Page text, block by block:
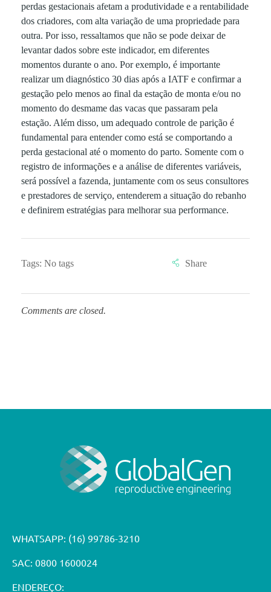
perdas gestacionais afetam a produtividade e a rentabilidade
dos criadores, com alta variação de uma propriedade para
outra. Por isso, ressaltamos que não se pode deixar de
levantar dados sobre este indicador, em diferentes
momentos durante o ano. Por exemplo, é importante
realizar um diagnóstico 30 dias após a IATF e confirmar a
gestação pelo menos ao final da estação de monta e/ou no
momento do desmame das vacas que passaram pela
estação. Além disso, um adequado controle de parição é
fundamental para entender como está se comportando a
perda gestacional até o momento do parto. Somente com o
registro de informações e a análise de diferentes variáveis,
será possível a fazenda, juntamente com os seus consultores
e prestadores de serviço, entenderem a situação do rebanho
e definirem estratégias para melhorar sua performance.
Tags: No tags
Comments are closed.
WHATSAPP: (16) 99786-3210
SAC: 0800 1600024
ENDEREÇO: